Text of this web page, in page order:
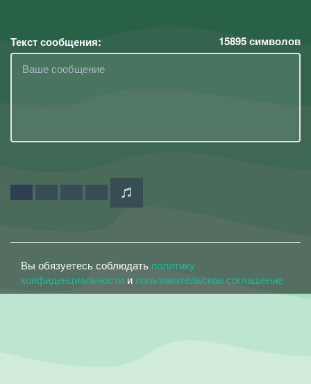
Текст сообщения: 15895символов
Вы обязуетесь соблюдать политику
конфиденциальности и пользовательское соглашение